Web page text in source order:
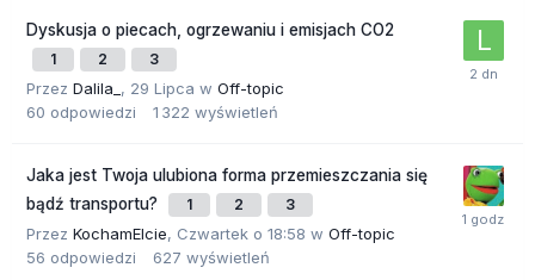
Dyskusja o piecach, ogrzewaniu i emisjach CO2
1 2 3
Przez Dalila_ , 29 Lipca w Off-topic
60 odpowiedzi 1 322 wyświetleń
Jaka jest Twoja ulubiona forma przemieszczania się
bądź transportu?
1 2 3
Przez KochamElcie, Czwartek o 18:58 w Off-topic
56 odpowiedzi 627 wyświetleń